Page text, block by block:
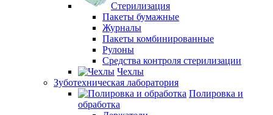
Стерилизация
Пакеты бумажные
Журналы
Пакеты комбинированные
Рулоны
Средства контроля стерилизации
Чехлы
Зуботехническая лаборатория
Полировка и
обработка